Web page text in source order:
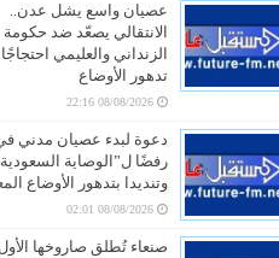
عصيان واسع يشل عدن..
الانتقالي يصعّد ضد حكومة
الزنداني والعليمي
تدهور الأوضاع
08/08/2026 22:16
دعوة لبدء عصيان مدني
رفضًا ل”الوصاية
وتنديدا بتدهور الأوضاع
08/08/2026 02:01
صنعاء تُطلق صاروخها